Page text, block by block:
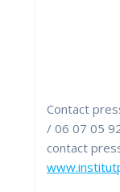
Contact
/ 06 07 05
contact